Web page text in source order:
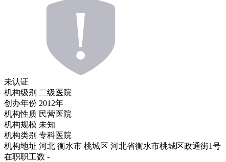
未认证
机构级别 二级医院
创办年份 2012年
机构性质 民营医院
机构规模 未知
机构类别 专科医院
机构地址 河北 衡水市 桃城区 河北省衡水市桃城区政通街1号
在职职工数 -